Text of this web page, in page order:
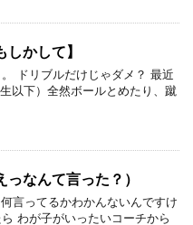
かして】
ドリブルだけじゃダメ？ 最近
以下）全然ボールとめたり、蹴
なんて言った？）
言ってるかわかんないんですけ
わが子がいったいコーチから